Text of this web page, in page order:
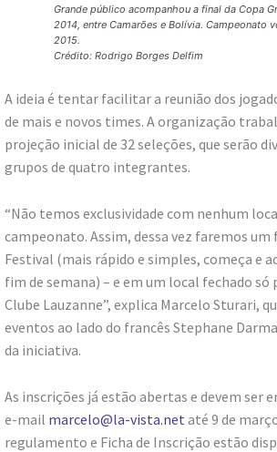
Grande público acompanhou a final da Copa
2014, entre Camarões e Bolívia. Campeonato
2015.
Crédito: Rodrigo Borges Delfim
A ideia é tentar facilitar a reunião dos
de mais e novos times. A organização
projeção inicial de 32 seleções, que serão
grupos de quatro integrantes.
“Não temos exclusividade com nenhum
campeonato. Assim, dessa vez faremos
Festival (mais rápido e simples, começa e
fim de semana) – e em um local fechado só
Clube Lauzanne”, explica Marcelo Sturari,
eventos ao lado do francês Stephane
da iniciativa.
As inscrições já estão abertas e devem ser
e-mail marcelo@la-vista.net até 9 de
regulamento e Ficha de Inscrição estão